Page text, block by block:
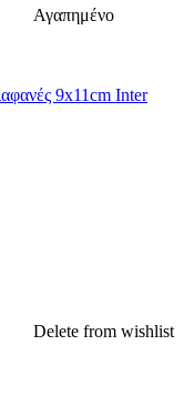
Αγαπημένο
Delete from wishlist